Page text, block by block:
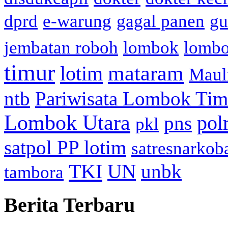
dprd e-warung gagal panen
jembatan roboh lombok
timur lotim mataram
ntb Pariwisata Lombok
Lombok Utara pkl pns
satpol PP lotim
tambora TKI UN unbk
Berita Terbaru